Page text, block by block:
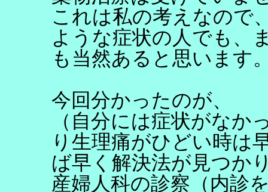
これは私の考えなので
ような症状の人でも、
も当然あると思います
今回分かったのが、
（自分には症状がなか
り生理痛がひどい時は
ば早く解決法が見つか
産婦人科の診察（内診